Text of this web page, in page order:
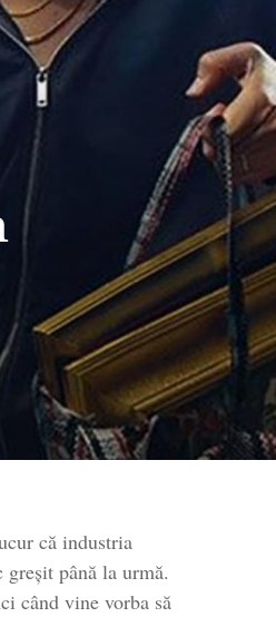
că industria
până la urmă.
când vine vorba să